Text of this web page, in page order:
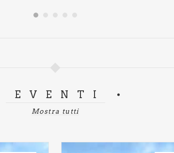
EVENTI
Mostra tutti